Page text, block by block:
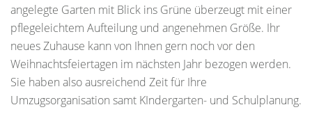
angelegte Garten mit Blick ins Grüne überzeugt mit einer
pflegeleichtem Aufteilung und angenehmen Größe. Ihr
neues Zuhause kann von Ihnen gern noch vor den
Weihnachtsfeiertagen im nächsten Jahr bezogen werden.
Sie haben also ausreichend Zeit für Ihre
Umzugsorganisation samt KIndergarten- und Schulplanung.